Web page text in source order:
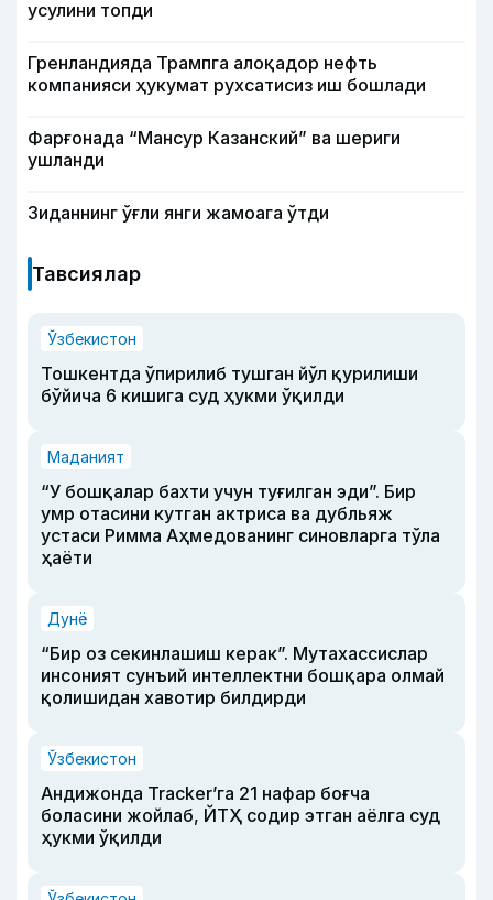
усулини топди
Гренландияда Трампга алоқадор нефть
компанияси ҳукумат рухсатисиз иш бошлади
Фарғонада “Мансур Казанский” ва шериги
ушланди
Зиданнинг ўғли янги жамоага ўтди
Тавсиялар
Ўзбекистон
Тошкентда ўпирилиб тушган йўл қурилиши
бўйича 6 кишига суд ҳукми ўқилди
Маданият
“У бошқалар бахти учун туғилган эди”. Бир
умр отасини кутган актриса ва дубльяж
устаси Римма Аҳмедованинг синовларга тўла
ҳаёти
Дунё
“Бир оз секинлашиш керак”. Мутахассислар
инсоният сунъий интеллектни бошқара олмай
қолишидан хавотир билдирди
Ўзбекистон
Андижонда Tracker’га 21 нафар боғча
боласини жойлаб, ЙТҲ содир этган аёлга суд
ҳукми ўқилди